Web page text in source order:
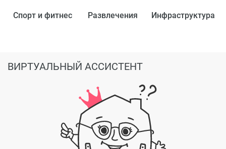
Спорт и фитнес Развлечения Инфраструктура
ВИРТУАЛЬНЫЙ АССИСТЕНТ